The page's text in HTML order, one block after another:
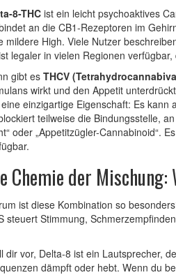
8-THC ist ein leicht psychoaktives
an die CB1-Rezeptoren im
mildere High. Viele Nutzer
legaler in vielen Regionen
gibt esTHCV
wirkt und den Appetit unterdrückt
einzigartige Eigenschaft: Es
teilweise die Bindungsstelle,
oder „Appetitzügler-Cannabinoid“.
Chemie der
ist diese Kombination so
steuert Stimmung,
dir vor, Delta-8 ist ein Lautsprecher,
dämpft oder hebt. Wenn du